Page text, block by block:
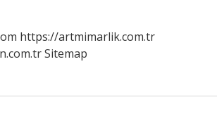
https://artmimarlik.com.tr
Sitemap